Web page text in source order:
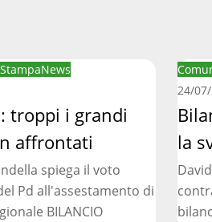
News
troppi i grandi
affrontati
spiega il voto
Pd all'assestamento di
BILANCIO
manca
svolta
24/
la